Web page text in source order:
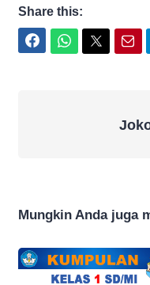
Share this:
Mungkin Anda juga